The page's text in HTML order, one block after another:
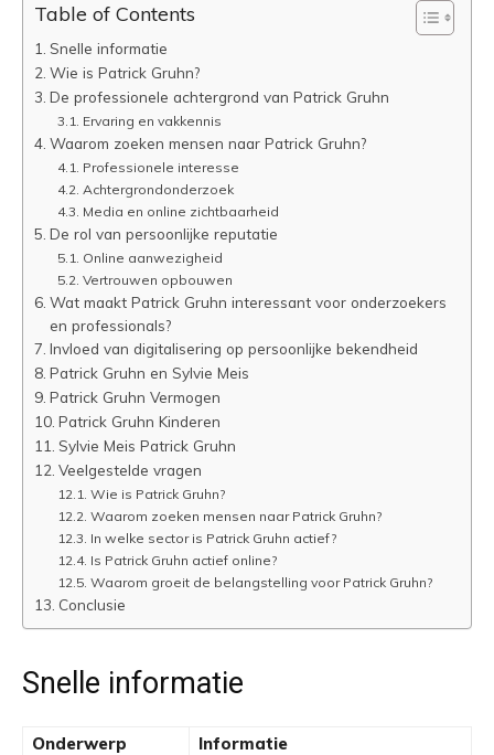
Table of Contents
Snelle informatie
Wie is Patrick Gruhn?
De professionele achtergrond van Patrick Gruhn
Ervaring en vakkennis
Waarom zoeken mensen naar Patrick Gruhn?
Professionele interesse
Achtergrondonderzoek
Media en online zichtbaarheid
De rol van persoonlijke reputatie
Online aanwezigheid
Vertrouwen opbouwen
Wat maakt Patrick Gruhn interessant voor onderzoekers
en professionals?
Invloed van digitalisering op persoonlijke bekendheid
Patrick Gruhn en Sylvie Meis
Patrick Gruhn Vermogen
Patrick Gruhn Kinderen
Sylvie Meis Patrick Gruhn
Veelgestelde vragen
Wie is Patrick Gruhn?
Waarom zoeken mensen naar Patrick Gruhn?
In welke sector is Patrick Gruhn actief?
Is Patrick Gruhn actief online?
Waarom groeit de belangstelling voor Patrick Gruhn?
Conclusie
Snelle informatie
Onderwerp
Informatie